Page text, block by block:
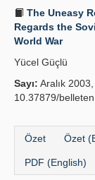
The Uneasy
Regards the
World War
Yücel Güçlü
Sayı: Aralık
10.37879/
Özet Özet
PDF (English)